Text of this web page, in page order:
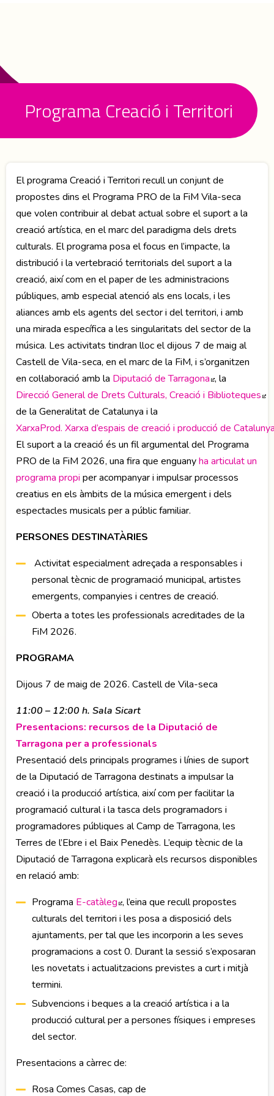
Programa Creació i Territori
El programa Creació i Territori recull un conjunt de
propostes dins el Programa PRO de la FiM Vila-seca
que volen contribuir al debat actual sobre el suport a la
creació artística, en el marc del paradigma dels drets
culturals. El programa posa el focus en l’impacte, la
distribució i la vertebració territorials del suport a la
creació, així com en el paper de les administracions
públiques, amb especial atenció als ens locals, i les
aliances amb els agents del sector i del territori, i amb
una mirada específica a les singularitats del sector de la
música. Les activitats tindran lloc el dijous 7 de maig al
Castell de Vila-seca, en el marc de la FiM, i s’organitzen
en col·laboració amb la Diputació de Tarragona Abre en
, la
Direcció General de Drets Culturals, Creació i Biblioteques
de la Generalitat de Catalunya i la
XarxaProd. Xarxa d’espais de creació i producció de
El suport a la creació és un fil argumental del Programa
PRO de la FiM 2026, una fira que enguanyha articulat un
programa propi per acompanyar i impulsar processos
creatius en els àmbits de la música emergent i dels
espectacles musicals per a públic familiar.
PERSONES DESTINATÀRIES
Activitat especialment adreçada a responsables i
personal tècnic de programació municipal, artistes
emergents, companyies i centres de creació.
Oberta a totes les professionals acreditades de la
FiM 2026.
PROGRAMA
Dijous 7 de maig de 2026. Castell de Vila-seca
11:00 – 12:00 h. Sala Sicart
Presentacions: recursos de la Diputació de
Tarragona per a professionals
Presentació dels principals programes i línies de suport
de la Diputació de Tarragona destinats a impulsar la
creació i la producció artística, així com per facilitar la
programació cultural i la tasca dels programadors i
programadores públiques al Camp de Tarragona, les
Terres de l’Ebre i el Baix Penedès. L’equip tècnic de la
Diputació de Tarragona explicarà els recursos disponibles
en relació amb:
Programa E-catàleg Abre en nueva ventana
, l’eina que recull propostes
culturals del territori i les posa a disposició dels
ajuntaments, per tal que les incorporin a les seves
programacions a cost 0. Durant la sessió s’exposaran
les novetats i actualitzacions previstes a curt i mitjà
termini.
Subvencions i beques a la creació artística i a la
producció cultural per a persones físiques i empreses
del sector.
Presentacions a càrrec de:
Rosa Comes Casas, cap de